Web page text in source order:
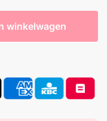
winkelwagen